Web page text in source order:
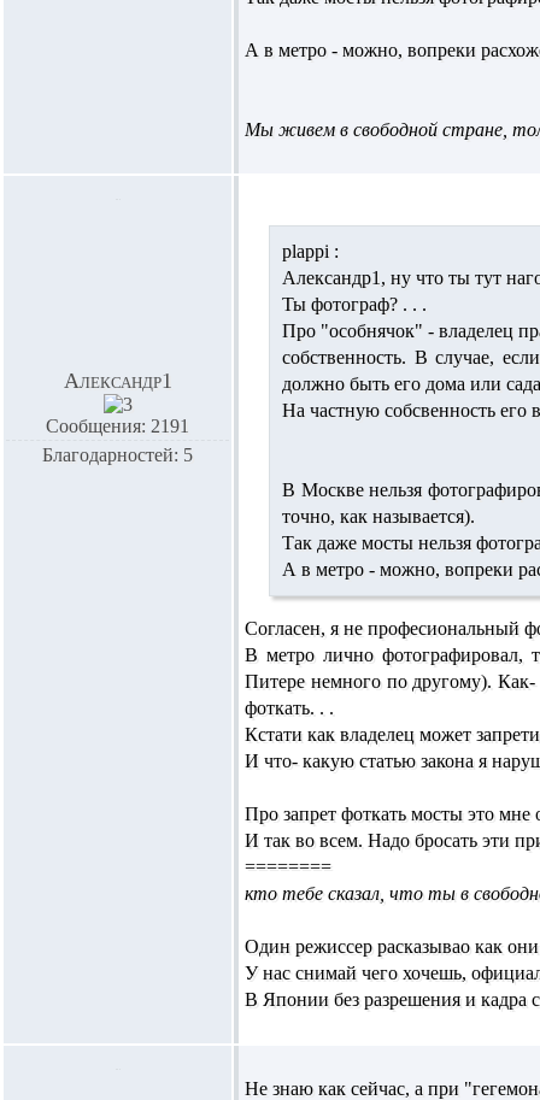
А в метро - можно, вопреки
Мы живем в свободной стране,
Александр1
Сообщения: 2191
Благодарностей: 5
plappi :
Александр1, ну что ты тут
Ты фотограф? . . .
Про "особнячок" - владелец
собственность. В случае,
должно быть его дома или
На частную собсвенность его
В Москве нельзя
точно, как называется).
Так даже мосты нельзя
А в метро - можно, вопреки
Согласен, я не професиональный
В метро лично фотографировал,
Питере немного по другому). Как-
фоткать. . .
Кстати как владелец может
И что- какую статью закона я
Про запрет фоткать мосты это
И так во всем. Надо бросать эти
========
кто тебе сказал, что ты в
Один режиссер расказывао как
У нас снимай чего хочешь,
В Японии без разрешения и кадра
Не знаю как сейчас, а при